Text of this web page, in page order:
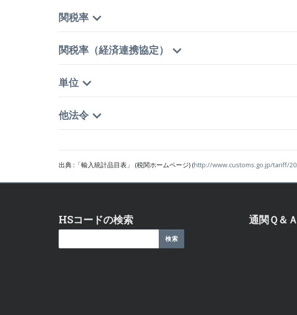
関税率
関税率（経済連携協定）
単位
他法令
出典 :「輸入統計品目表」 (税関ホームページ) (http://www.customs.go.jp/tariff/
HSコードの検索 通関Ｑ＆Ａ